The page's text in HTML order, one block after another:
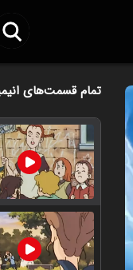
تمام قسمت‌های